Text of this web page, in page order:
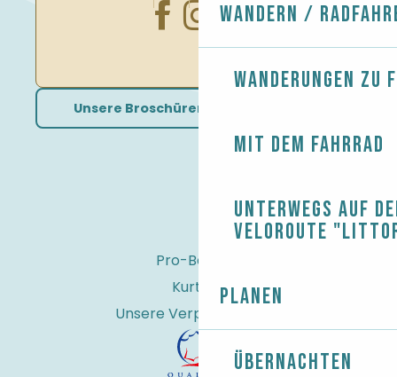
Wandern /
Wanderungen zu
Mit dem Fahrrad
Unterwegs auf
Veloroute
Planen
Übernachten
Unsere Broschüren herunterladen
Pro-Bereich
Kurtaxe
Unsere Verpflichtungen